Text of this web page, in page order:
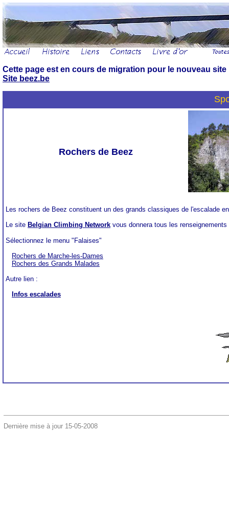
Cette page est en cours de migration pour le nouveau site
Site beez.be
Rochers de Beez
Les rochers de Beez constituent un des grands classiques de l'escalade
Le site Belgian Climbing Network vous donnera tous les
Sélectionnez le menu "Falaises"
Rochers de Marche-les-Dames
Rochers des Grands Malades
Autre lien :
Infos escalades
Dernière mise à jour 15-05-2008